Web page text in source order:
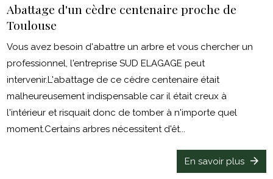
Abattage d'un cèdre centenaire proche de
Toulouse
Vous avez besoin d'abattre un arbre et vous chercher un
professionnel, l'entreprise SUD ELAGAGE peut
intervenir.L'abattage de ce cèdre centenaire était
malheureusement indispensable car il était creux à
l'intérieur et risquait donc de tomber à n'importe quel
moment.Certains arbres nécessitent d'êt...
En savoir plus